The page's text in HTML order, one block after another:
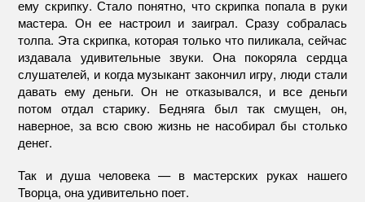
ему скрипку. Стало понятно, что скрипка попала в руки
мастера. Он ее настроил и заиграл. Сразу собралась
толпа. Эта скрипка, которая только что пиликала, сейчас
издавала удивительные звуки. Она покоряла сердца
слушателей, и когда музыкант закончил игру, люди стали
давать ему деньги. Он не отказывался, и все деньги
потом отдал старику. Бедняга был так смущен, он,
наверное, за всю свою жизнь не насобирал бы столько
денег.
Так и душа человека — в мастерских руках нашего
Творца, она удивительно поет.